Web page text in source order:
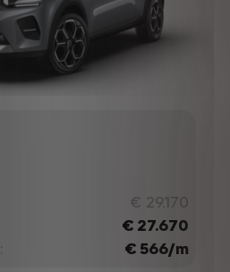
€ 29.170
€ 27.670
€ 566/m